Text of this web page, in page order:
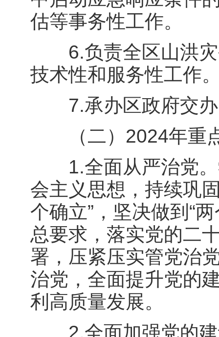
估等事务性工作。
6.负责全区山洪灾
技术性和服务性工作
7.承办区政府交办
（二）2024年重
1.全面从严治党。
会主义思想，持续巩
个确立”，坚决做到“
总要求，落实党的二
署，压紧压实管党治
治党，全面提升党的
利高质量发展。
2.全面加强党的建